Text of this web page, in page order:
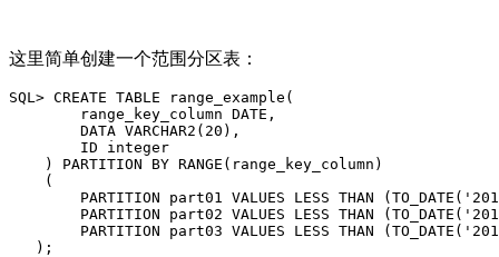
这里简单创建一个范围分区表：
SQL> CREATE TABLE range_example(
range_key_column DATE,
DATA VARCHAR2(20),
ID integer
) PARTITION BY RANGE(range_key_column)
(
PARTITION part01 VALUES LESS THAN
PARTITION part02 VALUES LESS THAN
PARTITION part03 VALUES LESS THAN
);